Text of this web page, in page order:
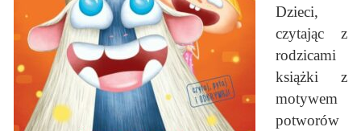
Dzieci,
czytając z
rodzicami
książki z
motywem
potworów